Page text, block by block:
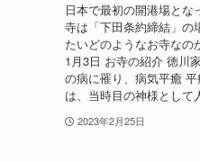
日本で最初の開港場とな
寺は「下田条約締結」の
たいどのようなお寺なの
1月3日 お寺の紹介 徳川
の病に罹り、病気平癒
は、当時目の神様として
2023年2月25日